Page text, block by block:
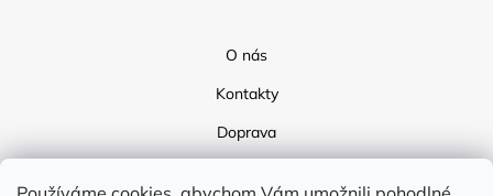
O nás
Kontakty
Doprava